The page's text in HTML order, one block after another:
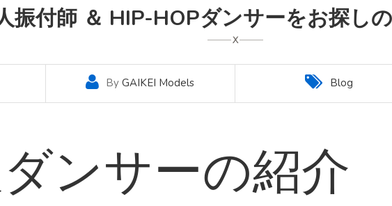
振付師 ＆ HIP-HOPダンサーをお探し
ByGAIKEI Models Blog
ンサーの紹介